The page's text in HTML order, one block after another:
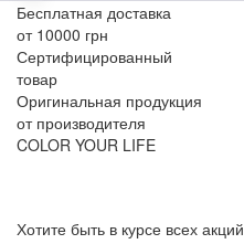
Бесплатная доставка
от 10000 грн
Сертифицированный
товар
Оригинальная продукция
от производителя
COLOR YOUR LIFE
Хотите быть в курсе всех